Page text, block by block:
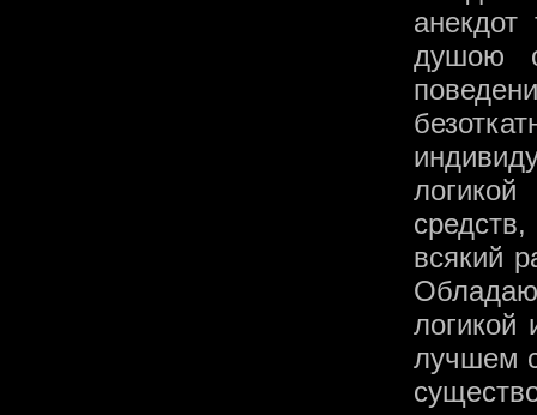
душою
всякий
логикой
лучшем